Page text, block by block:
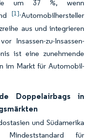
um 37 %, wenn
[1].Automobilhersteller
aus und integrieren
Insassen-zu-Insassen-
ist eine zunehmende
im Markt für Automobil-
Doppelairbags in
und Südamerika
Mindeststandard für